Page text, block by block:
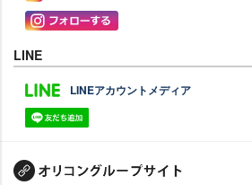
LINE
LINEアカウントメディア